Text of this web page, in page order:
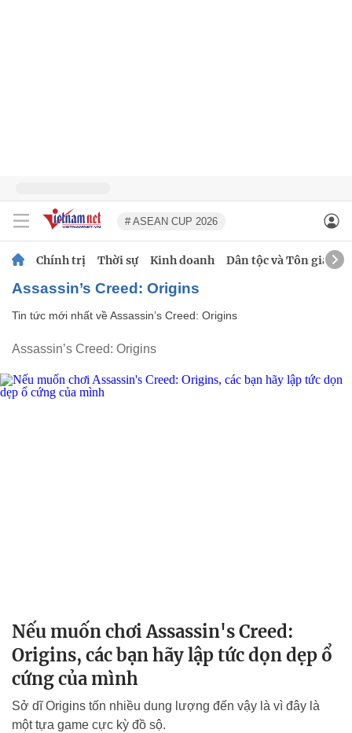
# ASEAN CUP 2026
Chính trị Thời sự Kinh doanh Dân tộc và Tôn giáo
Assassin’s Creed: Origins
Tin tức mới nhất vềAssassin’s Creed: Origins
Assassin’s Creed: Origins
Nếu muốn chơi Assassin's Creed:
Origins, các bạn hãy lập tức dọn dẹp ổ
cứng của mình
Sở dĩ Origins tốn nhiều dung lượng đến vậy là vì đây là
một tựa game cực kỳ đồ sộ.